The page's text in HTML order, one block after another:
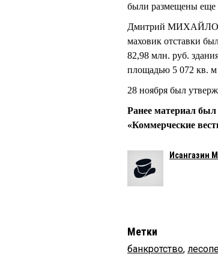
были размещены еще
Дмитрий МИХАЙЛОВ
маховик отставки
82,98 млн. руб.
площадью 5 072 кв. м
28 ноября был
Ранее материал был
«Коммерческие
Исангазин
Метки
банкротство,